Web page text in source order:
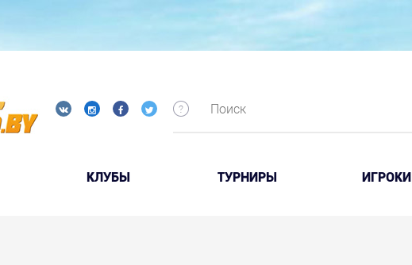
КЛУБЫ ТУРНИРЫ ИГРОКИ